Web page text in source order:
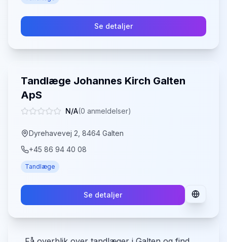
Se detaljer
Tandlæge Johannes Kirch Galten
ApS
N/A(0 anmeldelser)
Dyrehavevej 2, 8464 Galten
+45 86 94 40 08
Tandlæge
Se detaljer